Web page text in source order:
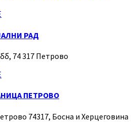
РАД
74 317 Петрово
ПЕТРОВО
74317, Босна и Херцеговина